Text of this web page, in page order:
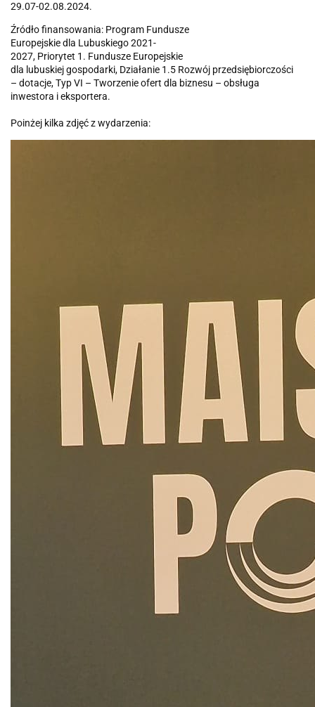
29.07-02.08.2024.
Źródło finansowania: Program Fundusze
Europejskie dla Lubuskiego 2021-
2027, Priorytet 1. Fundusze Europejskie
dla lubuskiej gospodarki, Działanie 1.5 Rozwój przedsiębiorczości
– dotacje, Typ VI – Tworzenie ofert dla biznesu – obsługa
inwestora i eksportera.
Poinżej kilka zdjęć z wydarzenia: